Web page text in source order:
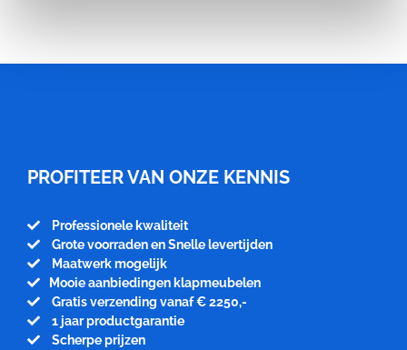
PROFITEER VAN ONZE KENNIS
Professionele kwaliteit
Grote voorraden en Snelle levertijden
Maatwerk mogelijk
Mooie aanbiedingen klapmeubelen
Gratis verzending vanaf € 2250,-
1 jaar productgarantie
Scherpe prijzen